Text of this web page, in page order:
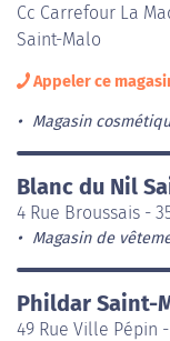
Cc Carrefour La
Saint-Malo
Appeler ce
Magasin
Blanc du Nil
4 Rue Broussais -
Magasin de
Phildar Saint-
49 Rue Ville Pépin